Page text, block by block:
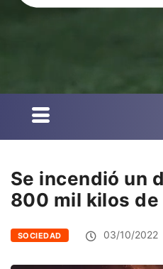
Se incendió un
800 mil kilos
SOCIEDAD 03/10/2022